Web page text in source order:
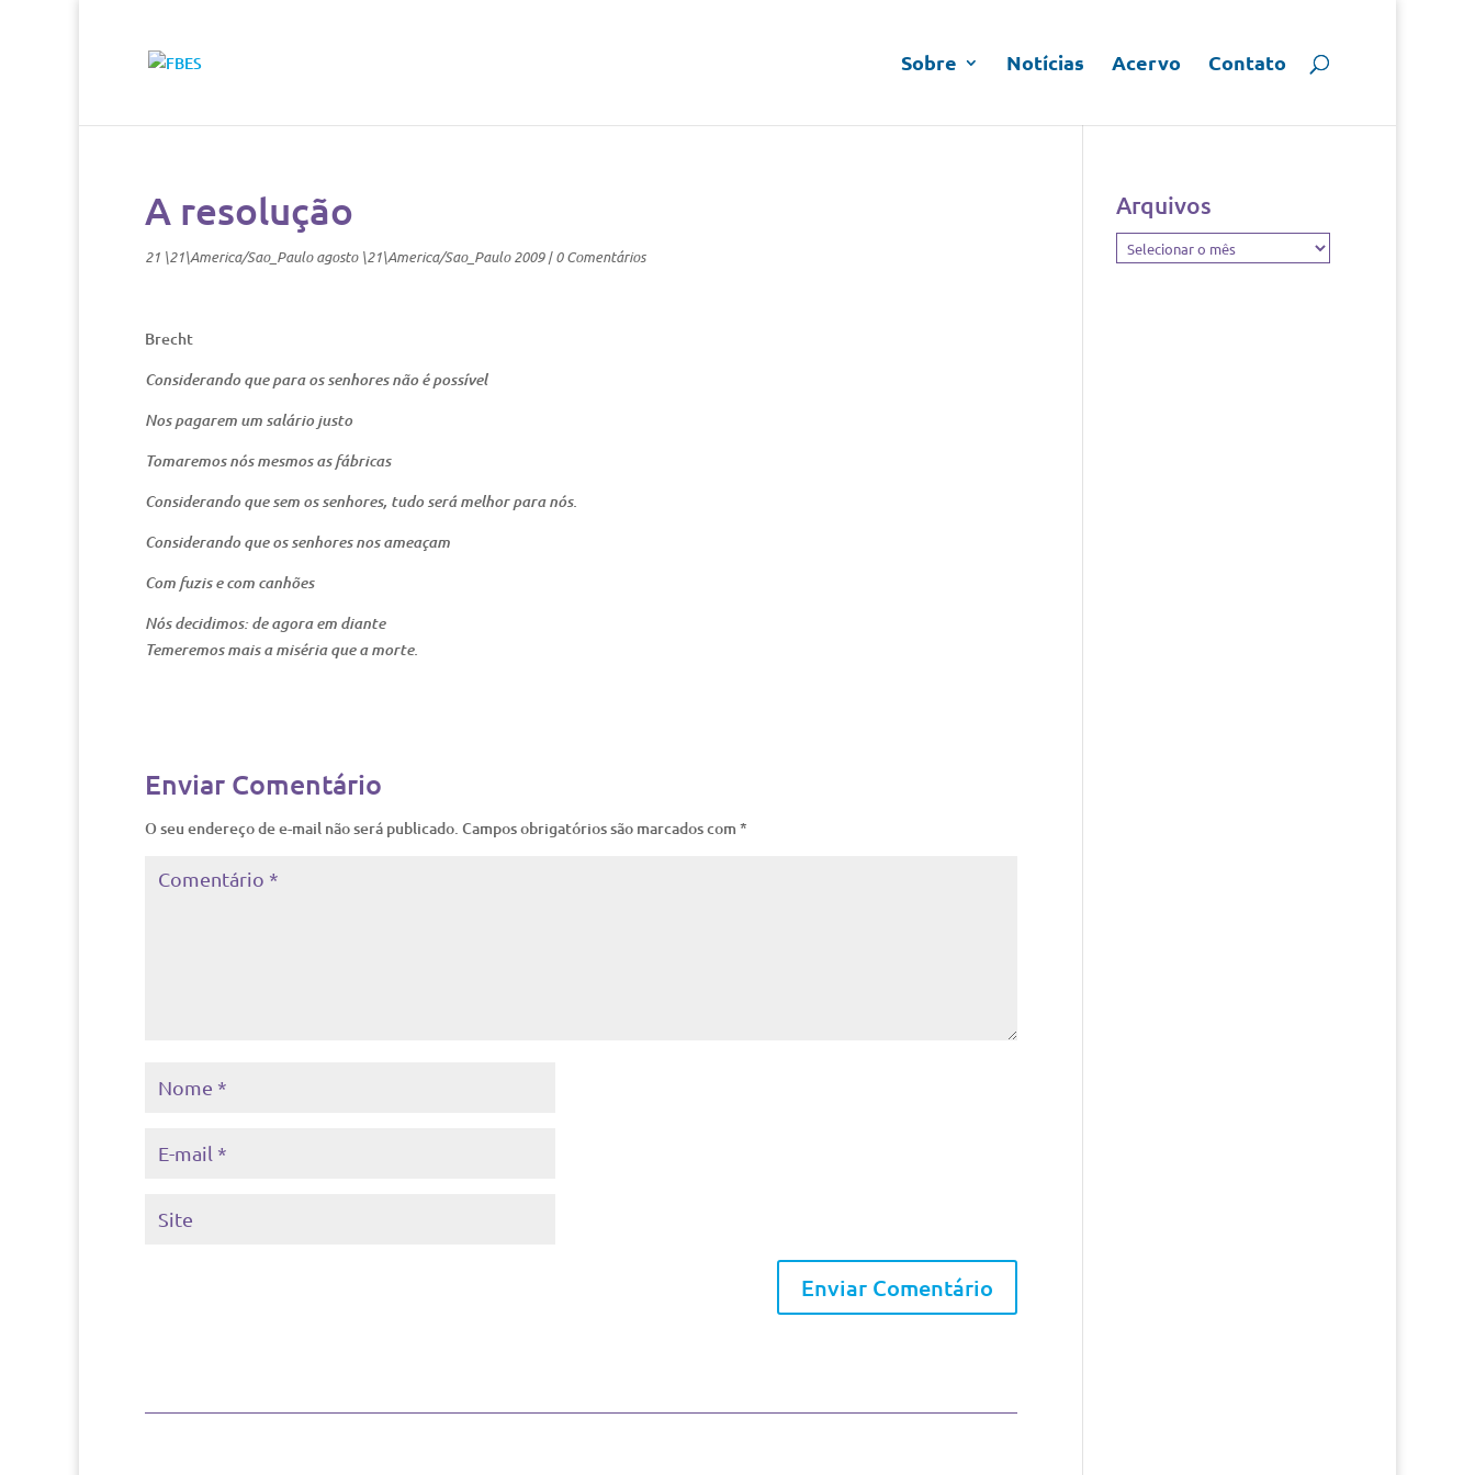
Sobre Notícias Acervo Contato
A resolução
21 \21\America/Sao_Paulo agosto \21\America/Sao_Paulo 2009|0 Comentários
Brecht
Considerando que para os senhores não é possível
Nos pagarem um salário justo
Tomaremos nós mesmos as fábricas
Considerando que sem os senhores, tudo será melhor para nós.
Considerando que os senhores nos ameaçam
Com fuzis e com canhões
Nós decidimos: de agora em diante
Temeremos mais a miséria que a morte.
Enviar Comentário
O seu endereço de e-mail não será publicado. Campos obrigatórios são marcados com *
Arquivos
Arquivos